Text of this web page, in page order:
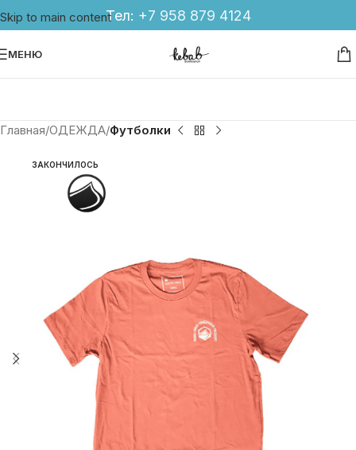
Skip to main contentТел: +7 958 879 4124
МЕНЮ
Главная ОДЕЖДА Футболки
ЗАКОНЧИЛОСЬ